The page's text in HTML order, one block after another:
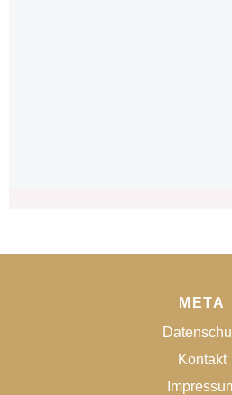
META
Kontakt